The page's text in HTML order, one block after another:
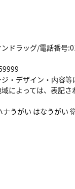
ドラッグ/電話番号
・デザイン・内容等
によっては、表記さ
ナうがい はなうがい